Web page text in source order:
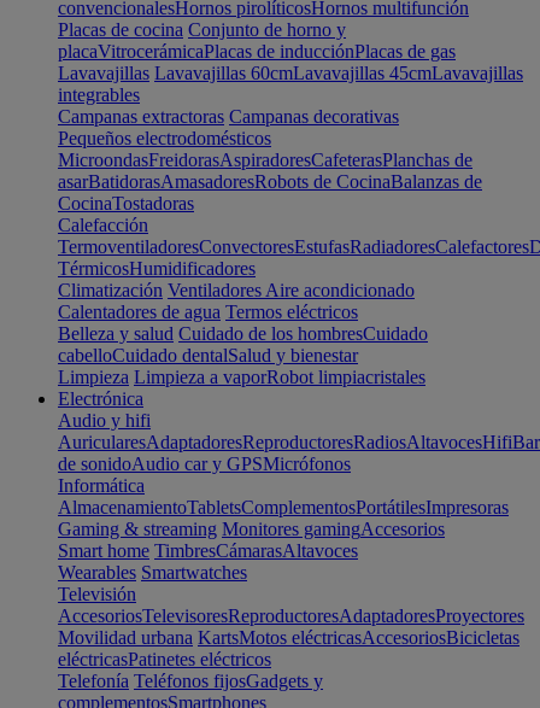
convencionalesHornos pirolíticosHornos multifunción
Placas de cocina Conjunto de horno y
placaVitrocerámicaPlacas de inducciónPlacas de gas
Lavavajillas Lavavajillas 60cmLavavajillas 45cmLavavajillas
integrables
Campanas extractoras Campanas decorativas
Pequeños electrodomésticos
MicroondasFreidorasAspiradoresCafeterasPlanchas de
asarBatidorasAmasadoresRobots de CocinaBalanzas de
CocinaTostadoras
Calefacción
TermoventiladoresConvectoresEstufasRadiadoresCalefactores
TérmicosHumidificadores
Climatización Ventiladores Aire acondicionado
Calentadores de agua Termos eléctricos
Belleza y salud Cuidado de los hombresCuidado
cabelloCuidado dentalSalud y bienestar
Limpieza Limpieza a vaporRobot limpiacristales
Electrónica
Audio y hifi
AuricularesAdaptadoresReproductoresRadiosAltavocesHifi
de sonidoAudio car y GPSMicrófonos
Informática
AlmacenamientoTabletsComplementosPortátilesImpresoras
Gaming & streaming Monitores gamingAccesorios
Smart home TimbresCámarasAltavoces
Wearables Smartwatches
Televisión
AccesoriosTelevisoresReproductoresAdaptadoresProyectores
Movilidad urbana KartsMotos eléctricasAccesoriosBicicletas
eléctricasPatinetes eléctricos
Telefonía Teléfonos fijosGadgets y
complementosSmartphones